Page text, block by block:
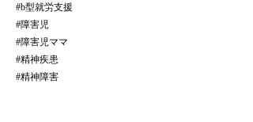
#b型就労支援
#障害児
#障害児ママ
#精神疾患
#精神障害